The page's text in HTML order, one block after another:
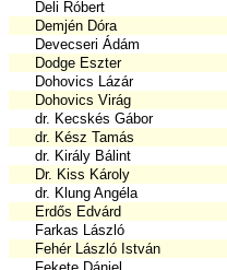
Deli Róbert
Demjén Dóra
Devecseri Ádám
Dodge Eszter
Dohovics Lázár
Dohovics Virág
dr. Kecskés Gábor
dr. Kész Tamás
dr. Király Bálint
Dr. Kiss Károly
dr. Klung Angéla
Erdős Edvárd
Farkas László
Fehér László István